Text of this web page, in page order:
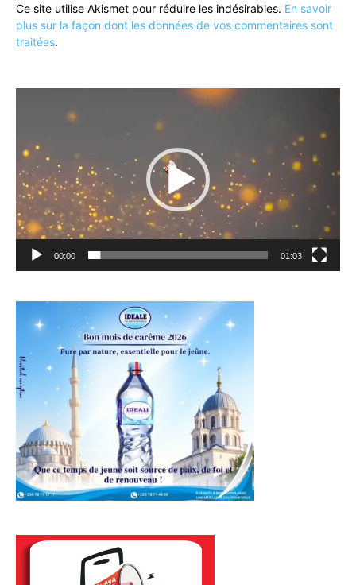
Ce site utilise Akismet pour réduire les indésirables. En savoir
plus sur la façon dont les données de vos commentaires sont
traitées.
00:00 01:03